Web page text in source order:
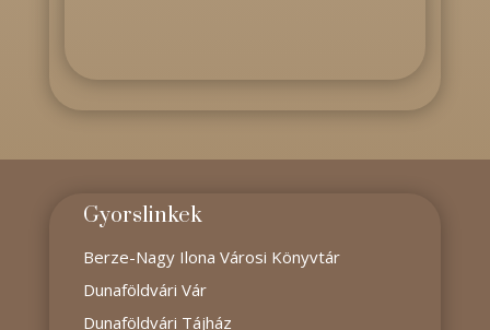
Gyorslinkek
Berze-Nagy Ilona Városi Könyvtár
Dunaföldvári Vár
Dunaföldvári Tájház